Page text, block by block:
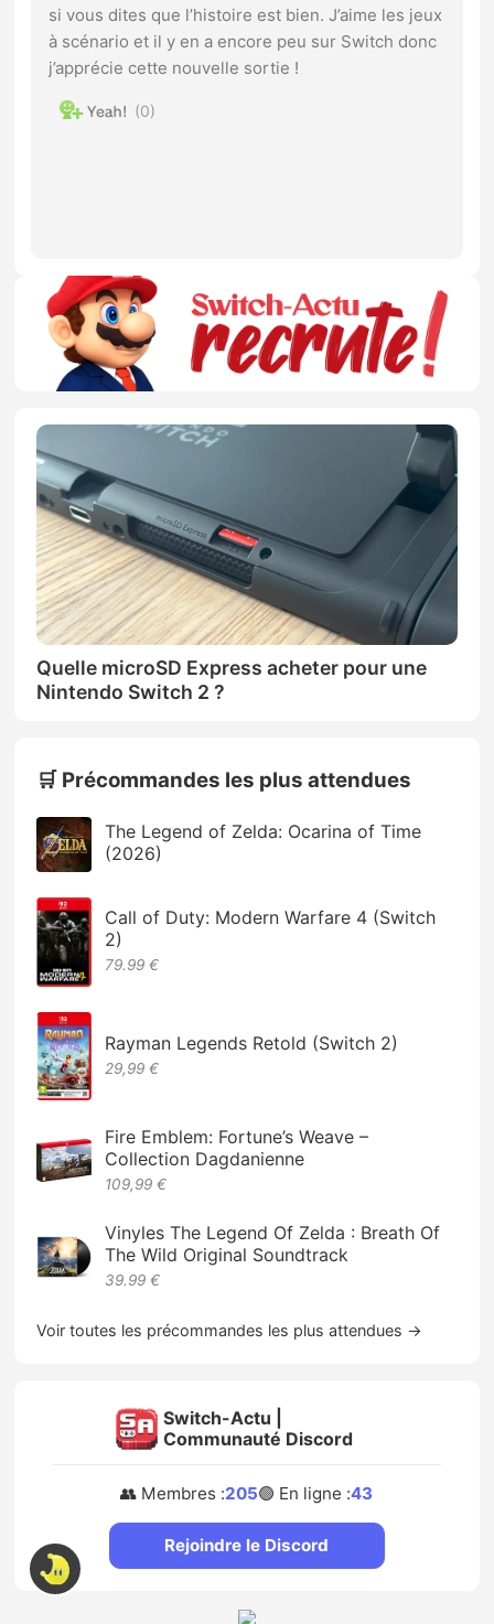
si vous dites que l’histoire est bien. J’aime les jeux
à scénario et il y en a encore peu sur Switch donc
j’apprécie cette nouvelle sortie !
0
Quelle microSD Express acheter pour une
Nintendo Switch 2 ?
🛒 Précommandes les plus attendues
The Legend of Zelda: Ocarina of Time
(2026)
Call of Duty: Modern Warfare 4 (Switch
2)
79.99 €
Rayman Legends Retold (Switch 2)
29,99 €
Fire Emblem: Fortune’s Weave –
Collection Dagdanienne
109,99 €
Vinyles The Legend Of Zelda : Breath Of
The Wild Original Soundtrack
39.99 €
Voir toutes les précommandes les plus attendues →
Switch-Actu |
Communauté Discord
👥 Membres :205🟢 En ligne :43
Rejoindre le Discord